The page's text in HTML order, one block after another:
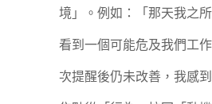
境」。例如：「那天我之
看到一個可能危及我們工
次提醒後仍未改善，我感